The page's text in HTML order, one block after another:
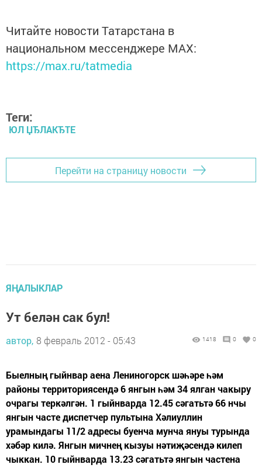
Читайте новости Татарстана в
национальном мессенджере MАХ:
https://max.ru/tatmedia
Теги:
ЮЛ ЏЂЛАКЂТЕ
Перейти на страницу новости
ЯҢАЛЫКЛАР
Ут белән сак бул!
автор, 8 февраль 2012 - 05:43 1418 0 0
Быелның гыйнвар аена Лениногорск шәһәре һәм
районы территориясендә 6 янгын һәм 34 ялган чакыру
очрагы теркәлгән. 1 гыйнварда 12.45 сәгатьтә 66 нчы
янгын часте диспетчер пультына Хәлиуллин
урамындагы 11/2 адресы буенча мунча януы турында
хәбәр килә. Янгын мичнең кызуы нәтиҗәсендә килеп
чыккан. 10 гыйнварда 13.23 сәгатьтә янгын частена